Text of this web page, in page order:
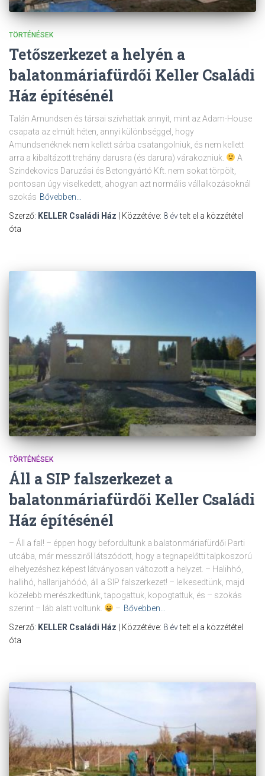
TÖRTÉNÉSEK
Tetőszerkezet a helyén a
balatonmáriafürdői Keller Családi
Ház építésénél
Talán Amundsen és társai szívhattak annyit, mint az Adam-House
csapata az elmúlt héten, annyi különbséggel, hogy
Amundsenéknek nem kellett sárba csatangolniuk, és nem kellett
arra a kibaltázott trehány darusra (és darura) várakozniuk.
A
Szindekovics Daruzási és Betongyártó Kft. nem sokat törpölt,
pontosan úgy viselkedett, ahogyan azt normális vállalkozásoknál
szokás Bővebben…
Szerző: KELLER Családi Ház | Közzétéve: 8 évtelt el a közzététel
óta
TÖRTÉNÉSEK
Áll a SIP falszerkezet a
balatonmáriafürdői Keller Családi
Ház építésénél
– Áll a fal! – éppen hogy befordultunk a balatonmáriafürdői Parti
utcába, már messziről látszódott, hogy a tegnapelőtti talpkoszorú
elhelyezéshez képest látványosan változott a helyzet. – Halihhó,
hallihó, hallarijahóóó, áll a SIP falszerkezet! – lelkesedtünk, majd
közelebb merészkedtünk, tapogattuk, kopogtattuk, és – szokás
szerint – láb alatt voltunk.
– Bővebben…
Szerző: KELLER Családi Ház | Közzétéve: 8 évtelt el a közzététel
óta